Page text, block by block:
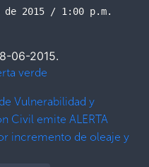
2015 / 1:00 p.m.
06-2015.
verde
Vulnerabilidad y
Civil emite ALERTA
incremento de oleaje y